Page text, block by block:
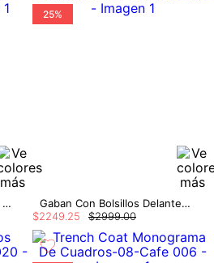
Gaban Afelpado Con Almilla Sobrepuesta
25%
Gaban Con Bolsillos Delanteros
$2999.00
$2249 25